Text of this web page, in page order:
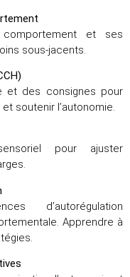
et ses
sous-jacents.
et des consignes pour
soutenir l’autonomie.
pour ajuster
d’autorégulation
Apprendre à